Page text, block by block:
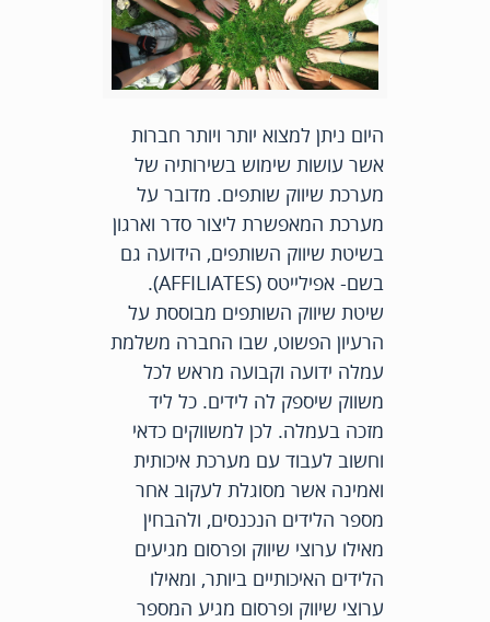
היום ניתן למצוא יותר ויותר חברות
אשר עושות שימוש בשירותיה של
מערכת שיווק שותפים. מדובר על
מערכת המאפשרת ליצור סדר וארגון
בשיטת שיווק השותפים, הידועה גם
בשם- אפילייטס (AFFILIATES).
שיטת שיווק השותפים מבוססת על
הרעיון הפשוט, שבו החברה משלמת
עמלה ידועה וקבועה מראש לכל
משווק שיספק לה לידים. כל ליד
מזכה בעמלה. לכן למשווקים כדאי
וחשוב לעבוד עם מערכת איכותית
ואמינה אשר מסוגלת לעקוב אחר
מספר הלידים הנכנסים, ולהבחין
מאילו ערוצי שיווק ופרסום מגיעים
הלידים האיכותיים ביותר, ומאילו
ערוצי שיווק ופרסום מגיע המספר